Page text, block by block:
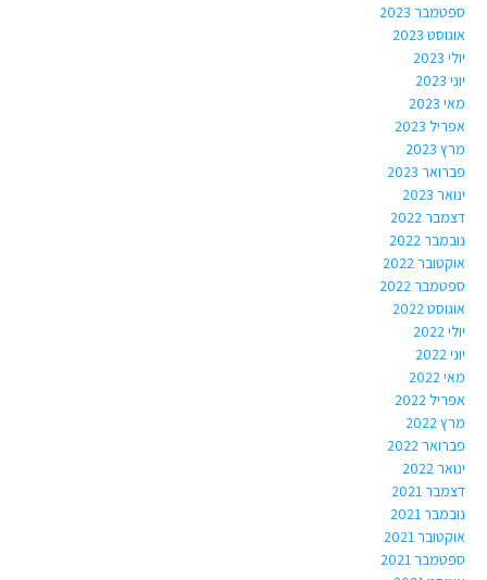
ספטמבר 2023
אוגוסט 2023
יולי 2023
יוני 2023
מאי 2023
אפריל 2023
מרץ 2023
פברואר 2023
ינואר 2023
דצמבר 2022
נובמבר 2022
אוקטובר 2022
ספטמבר 2022
אוגוסט 2022
יולי 2022
יוני 2022
מאי 2022
אפריל 2022
מרץ 2022
פברואר 2022
ינואר 2022
דצמבר 2021
נובמבר 2021
אוקטובר 2021
ספטמבר 2021